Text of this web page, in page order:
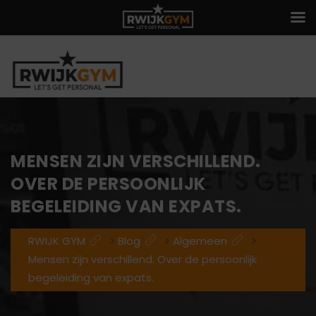
MENSEN ZIJN VERSCHILLEND.
OVER DE PERSOONLIJK
BEGELEIDING VAN EXPATS.
RWIJK GYM > Blog > Algemeen
>
Mensen zijn verschillend. Over de persoonlijk
begeleiding van expats.